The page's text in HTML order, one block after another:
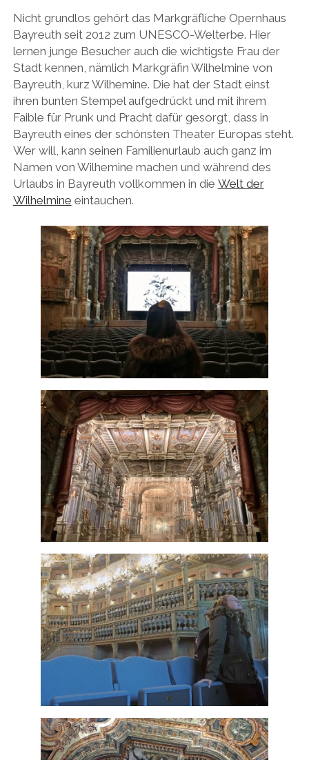
Nicht grundlos gehört das Markgräfliche Opernhaus
Bayreuth seit 2012 zum UNESCO-Welterbe. Hier
lernen junge Besucher auch die wichtigste Frau der
Stadt kennen, nämlich Markgräfin Wilhelmine von
Bayreuth, kurz Wilhemine. Die hat der Stadt einst
ihren bunten Stempel aufgedrückt und mit ihrem
Faible für Prunk und Pracht dafür gesorgt, dass in
Bayreuth eines der schönsten Theater Europas steht.
Wer will, kann seinen Familienurlaub auch ganz im
Namen von Wilhemine machen und während des
Urlaubs in Bayreuth vollkommen in die Welt der
Wilhelmine eintauchen.